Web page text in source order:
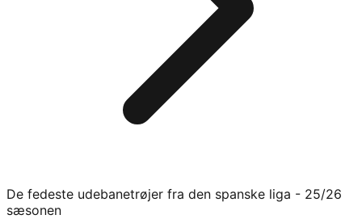
De fedeste udebanetrøjer fra den spanske liga - 25/26
sæsonen